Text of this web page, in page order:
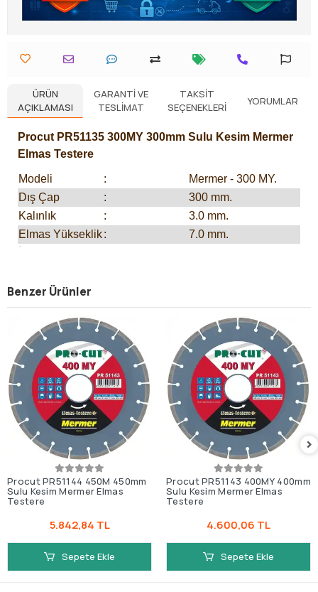
ÜRÜN
AÇIKLAMASI
GARANTI VE
TESLIMAT
TAKSIT
SEÇENEKLERI
YORUMLAR
Procut PR51135 300MY 300mm Sulu Kesim Mermer
Elmas Testere
Modeli :
Mermer - 300 MY.
Dış Çap
:
300 mm.
Kalınlık
:
3.0 mm.
Elmas Yükseklik:
7.0 mm.
Benzer Ürünler
Procut PR51144 450M 450mm
Sulu Kesim Mermer Elmas
Testere
5.842,84 TL
Sepete Ekle
Procut PR51143 400MY 400mm
Sulu Kesim Mermer Elmas
Testere
4.600,06 TL
Sepete Ekle